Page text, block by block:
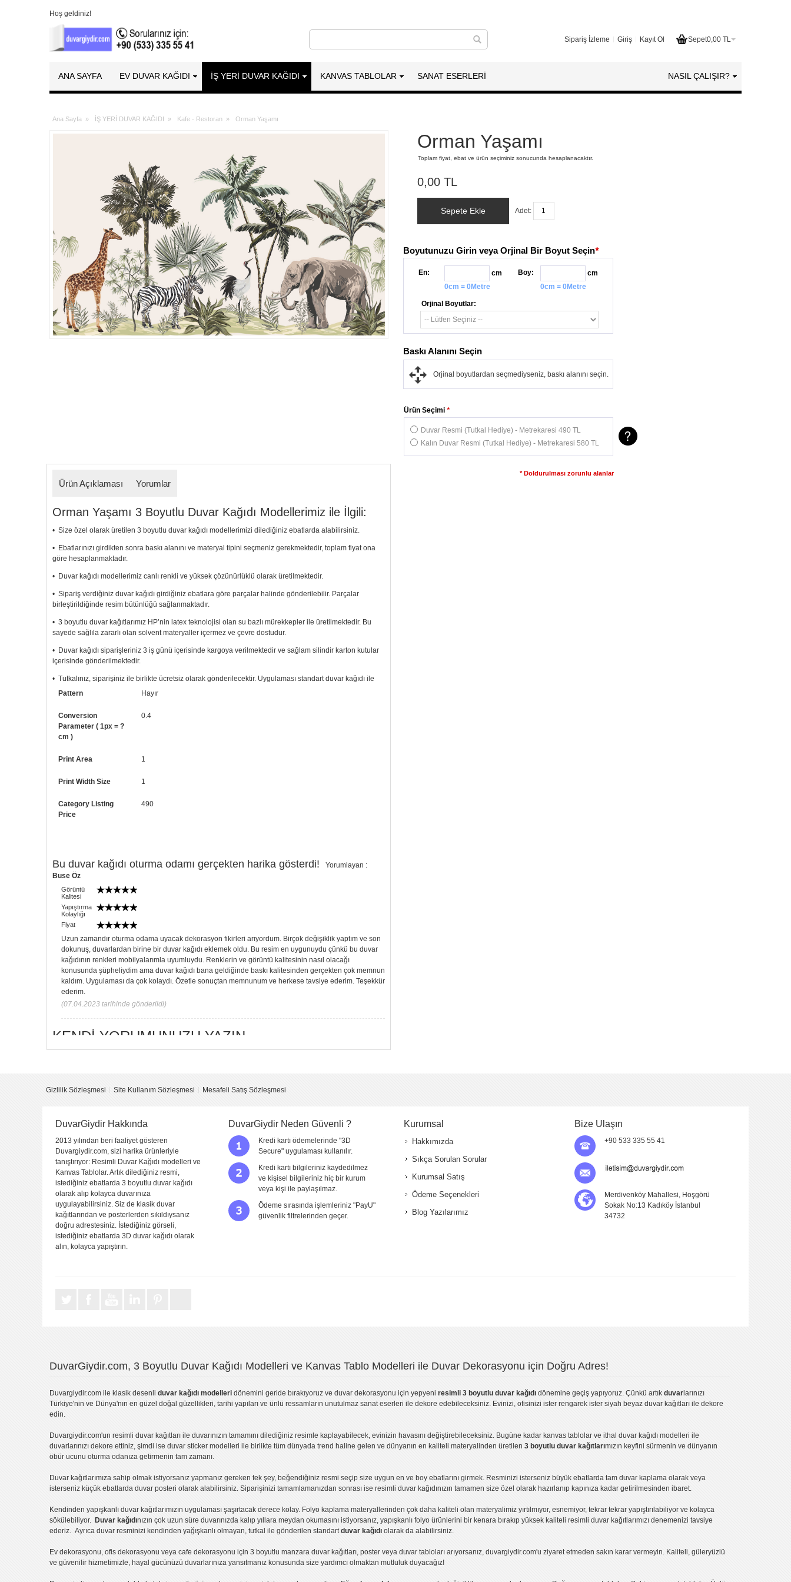
Hoş geldiniz!
Sepet0,00 TL
Sipariş İzleme Giriş Kayıt Ol
ANA SAYFA EV DUVAR KAĞIDI İŞ YERİ DUVAR KAĞIDI KANVAS TABLOLAR SANAT ESERLERI NASIL ÇALIŞIR?
Ana Sayfa » İŞ YERİ DUVAR KAĞIDI » Kafe - Restoran » Orman Yaşamı
Orman Yaşamı
Toplam fiyat, ebat ve ürün seçiminiz sonucunda hesaplanacaktır.
0,00 TL
Sepete Ekle Adet:
Boyutunuzu Girin veya Orjinal Bir Boyut Seçin*
En:
cm
0cm = 0Metre
Boy:
cm
0cm = 0Metre
Orjinal Boyutlar:
*
Ürün Seçimi
Duvar Resmi (Tutkal Hediye) - Metrekaresi 490 TL
Kalın Duvar Resmi (Tutkal Hediye) - Metrekaresi 580 TL
* Doldurulması zorunlu alanlar
Baskı Alanını Seçin
Orjinal boyutlardan seçmediyseniz, baskı alanını seçin.
Ürün Açıklaması Yorumlar
Orman Yaşamı 3 Boyutlu Duvar Kağıdı Modellerimiz ile İlgili:
• Size özel olarak üretilen 3 boyutlu duvar kağıdı modellerimizi dilediğiniz ebatlarda alabilirsiniz.
• Ebatlarınızı girdikten sonra baskı alanını ve materyal tipini seçmeniz gerekmektedir, toplam fiyat ona
göre hesaplanmaktadır.
• Duvar kağıdı modellerimiz canlı renkli ve yüksek çözünürlüklü olarak üretilmektedir.
• Sipariş verdiğiniz duvar kağıdı girdiğiniz ebatlara göre parçalar halinde gönderilebilir. Parçalar
birleştirildiğinde resim bütünlüğü sağlanmaktadır.
• 3 boyutlu duvar kağıtlarımız HP’nin latex teknolojisi olan su bazlı mürekkepler ile üretilmektedir. Bu
sayede sağlıla zararlı olan solvent materyaller içermez ve çevre dostudur.
• Duvar kağıdı siparişleriniz 3 iş günü içerisinde kargoya verilmektedir ve sağlam silindir karton kutular
içerisinde gönderilmektedir.
• Tutkalınız, siparişiniz ile birlikte ücretsiz olarak gönderilecektir. Uygulaması standart duvar kağıdı ile
aynıdır. Siparişiniz ile birlikte uygulama kılavuzu da gönderilecektir.
• Görselde düzenleme yaptırmak istiyorsanız yine bize telefon numaramızdan ulaşabilirsiniz.
Pattern Hayır
Conversion
Parameter ( 1px = ?
cm )
0.4
Print Area 1
Print Width Size 1
Category Listing
Price
490
Bu duvar kağıdı oturma odamı gerçekten harika gösterdi!
Yorumlayan :
Buse Öz
Görüntü
Kalitesi
Yapıştırma
Kolaylığı
Fiyat
Uzun zamandır oturma odama uyacak dekorasyon fikirleri arıyordum. Birçok değişiklik yaptım ve son
dokunuş, duvarlardan birine bir duvar kağıdı eklemek oldu. Bu resim en uygunuydu çünkü bu duvar
kağıdının renkleri mobilyalarımla uyumluydu. Renklerin ve görüntü kalitesinin nasıl olacağı
konusunda şüpheliydim ama duvar kağıdı bana geldiğinde baskı kalitesinden gerçekten çok memnun
kaldım. Uygulaması da çok kolaydı. Özetle sonuçtan memnunum ve herkese tavsiye ederim. Teşekkür
ederim.
(07.04.2023 tarihinde gönderildi)
KENDI YORUMUNUZU YAZIN
Yapıştırma
Kolaylığı
Fiyat
Sitede Görünecek İsim
Yorumunuzun Başlığı
Yorum
Gizlilik Sözleşmesi Site Kullanım Sözleşmesi Mesafeli Satış Sözleşmesi
DuvarGiydir Hakkında
2013 yılından beri faaliyet gösteren
Duvargiydir.com, sizi harika ürünleriyle
tanıştırıyor: Resimli Duvar Kağıdı modelleri ve
Kanvas Tablolar. Artık dilediğiniz resmi,
istediğiniz ebatlarda 3 boyutlu duvar kağıdı
olarak alıp kolayca duvarınıza
uygulayabilirsiniz. Siz de klasik duvar
kağıtlarından ve posterlerden sıkıldıysanız
doğru adrestesiniz. İstediğiniz görseli,
istediğiniz ebatlarda 3D duvar kağıdı olarak
alın, kolayca yapıştırın.
DuvarGiydir Neden Güvenli ?
Kredi kartı ödemelerinde "3D
Secure" uygulaması kullanılır.
Kredi kartı bilgileriniz kaydedilmez
ve kişisel bilgileriniz hiç bir kurum
veya kişi ile paylaşılmaz.
Ödeme sırasında işlemleriniz "PayU"
güvenlik filtrelerinden geçer.
Kurumsal
Hakkımızda
Sıkça Sorulan Sorular
Kurumsal Satış
Ödeme Seçenekleri
Blog Yazılarımız
Bize Ulaşın
+90 533 335 55 41
Merdivenköy Mahallesi, Hoşgörü
Sokak No:13 Kadıköy İstanbul
34732
DuvarGiydir.com, 3 Boyutlu Duvar Kağıdı Modelleri ve Kanvas Tablo Modelleri ile Duvar Dekorasyonu için Doğru Adres!
Duvargiydir.com ile klasik desenli duvar kağıdı modelleri dönemini geride bırakıyoruz ve duvar dekorasyonu için yepyeni resimli 3 boyutlu duvar kağıdı dönemine geçiş yapıyoruz. Çünkü artık duvar larınızı
Türkiye'nin ve Dünya'nın en güzel doğal güzellikleri, tarihi yapıları ve ünlü ressamların unutulmaz sanat eserleri ile dekore edebileceksiniz. Evinizi, ofisinizi ister rengarek ister siyah beyaz duvar kağıtları ile dekore
edin.
Duvargiydir.com'un resimli duvar kağıtları ile duvarınızın tamamını dilediğiniz resimle kaplayabilecek, evinizin havasını değiştirebileceksiniz. Bugüne kadar kanvas tablo lar ve ithal duvar kağıdı modelleri ile
duvarlarınızı dekore ettiniz, şimdi ise duvar sticker modelleri ile birlikte tüm dünyada trend haline gelen ve dünyanın en kaliteli materyalinden üretilen 3 boyutlu duvar kağıtlarımızın keyfini sürmenin ve dünyanın
öbür ucunu oturma odanıza getirmenin tam zamanı.
Duvar kağıtlarımıza sahip olmak istiyorsanız yapmanız gereken tek şey, beğendiğiniz resmi seçip size uygun en ve boy ebatlarını girmek. Resminizi isterseniz büyük ebatlarda tam duvar kaplama olarak veya
isterseniz küçük ebatlarda duvar posteri olarak alabilirsiniz. Siparişinizi tamamlamanızdan sonrası ise resimli duvar kağıdınızın tamamen size özel olarak hazırlanıp kapınıza kadar getirilmesinden ibaret.
Kendinden yapışkanlı duvar kağıtlarımızın uygulaması şaşırtacak derece kolay. Folyo kaplama materyallerinden çok daha kaliteli olan materyalimiz yırtılmıyor, esnemiyor, tekrar tekrar yapıştırılabiliyor ve kolayca
sökülebiliyor. Duvar kağıdınızın çok uzun süre duvarınızda kalıp yıllara meydan okumasını istiyorsanız, yapışkanlı folyo ürünlerini bir kenara bırakıp yüksek kaliteli resimli duvar kağıtlarımızı denemenizi tavsiye
ederiz. Ayrıca duvar resminizi kendinden yağışkanlı olmayan, tutkal ile gönderilen standartduvar kağıdı olarak da alabilirsiniz.
Ev dekorasyonu, ofis dekorasyonu veya cafe dekorasyonu için 3 boyutlu manzara duvar kağıtları, poster veya duvar tabloları arıyorsanız, duvargiydir.com'u ziyaret etmeden sakın karar vermeyin. Kaliteli, güleryüzlü
ve güvenilir hizmetimizle, hayal gücünüzü duvarlarınıza yansıtmanız konusunda size yardımcı olmaktan mutluluk duyacağız!